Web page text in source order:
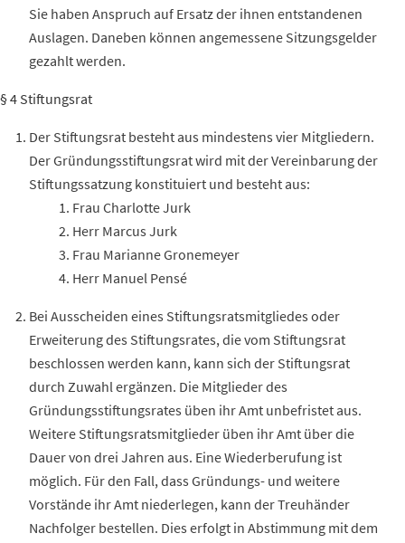
Sie haben Anspruch auf Ersatz der ihnen entstandenen
Auslagen. Daneben können angemessene Sitzungsgelder
gezahlt werden.
§ 4 Stiftungsrat
Der Stiftungsrat besteht aus mindestens vier Mitgliedern.
Der Gründungsstiftungsrat wird mit derVereinbarungder
Stiftungssatzung konstituiert und besteht aus:
Frau Charlotte Jurk
Herr Marcus Jurk
Frau Marianne Gronemeyer
Herr Manuel Pensé
Bei Ausscheiden eines Stiftungsratsmitgliedes oder
Erweiterung des Stiftungsrates, die vom Stiftungsrat
beschlossen werden kann, kann sich der Stiftungsrat
durch Zuwahl ergänzen. Die Mitglieder des
Gründungsstiftungsrates üben ihr Amt unbefristet aus.
Weitere Stiftungsratsmitglieder üben ihr Amt über die
Dauer von drei Jahren aus. Eine Wiederberufung ist
möglich. Für den Fall, dass Gründungs- und weitere
Vorstände ihr Amt niederlegen, kann derTreuhänder
Nachfolger bestellen. Dies erfolgt in Abstimmung mit dem